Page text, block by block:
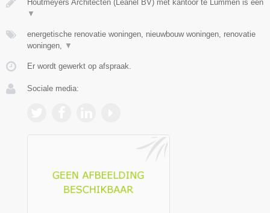
Houtmeyers Architecten (Leanel BV) met kantoor te Lummen is een
▼
energetische renovatie woningen, nieuwbouw woningen, renovatie
woningen,
▼
Er wordt gewerkt op afspraak.
Sociale media: